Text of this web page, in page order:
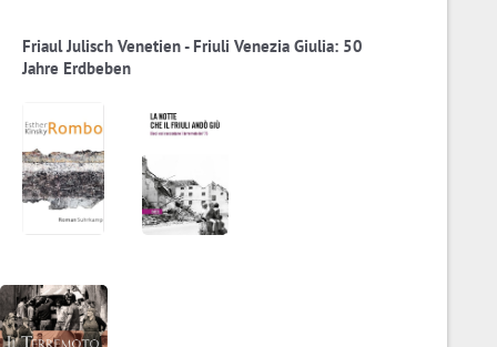
Friaul Julisch Venetien - Friuli Venezia Giulia: 50
Jahre Erdbeben